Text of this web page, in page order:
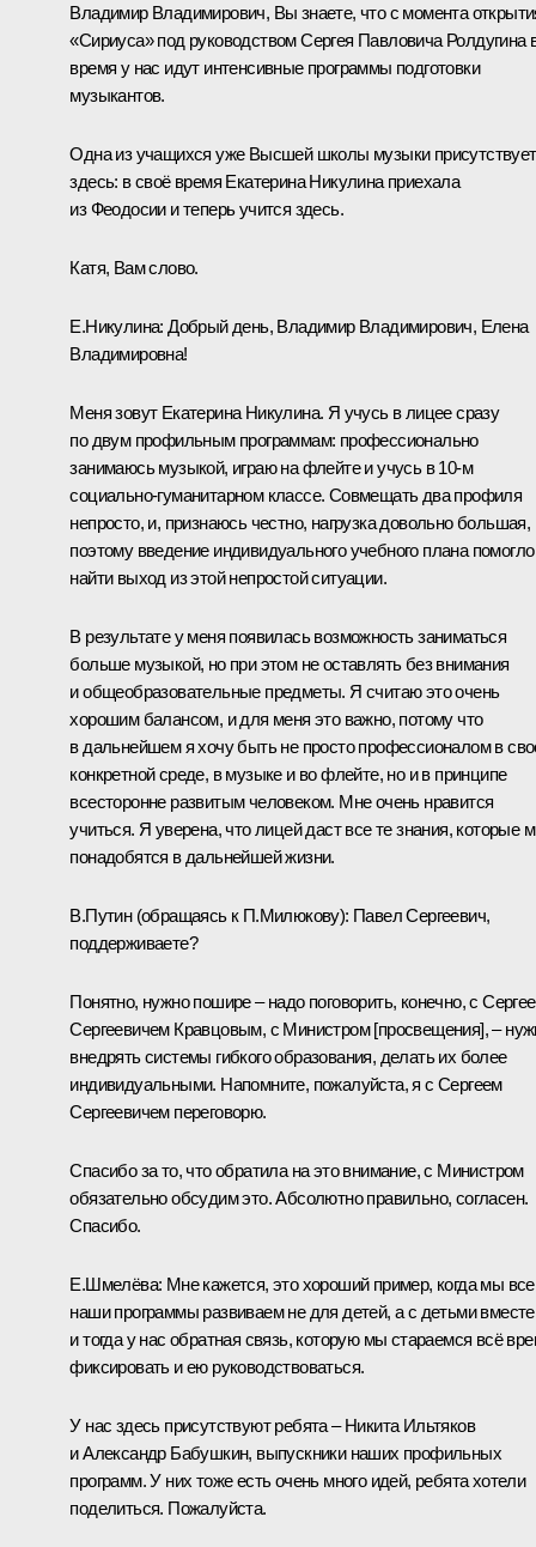
Владимир Владимирович, Вы знаете, что с момента
«Сириуса» под руководством Сергея Павловича Ролдугина
время у нас идут интенсивные программы подготовки
музыкантов.
Одна из учащихся уже Высшей школы музыки присутствует
здесь: в своё время Екатерина Никулина приехала
из Феодосии и теперь учится здесь.
Катя, Вам слово.
Е.Никулина: Добрый день, Владимир Владимирович, Елена
Владимировна!
Меня зовут Екатерина Никулина. Я учусь в лицее сразу
по двум профильным программам: профессионально
занимаюсь музыкой, играю на флейте и учусь в 10-м
социально-гуманитарном классе. Совмещать два профиля
непросто, и, признаюсь честно, нагрузка довольно большая,
поэтому введение индивидуального учебного плана помогло
найти выход из этой непростой ситуации.
В результате у меня появилась возможность заниматься
больше музыкой, но при этом не оставлять без внимания
и общеобразовательные предметы. Я считаю это очень
хорошим балансом, и для меня это важно, потому что
в дальнейшем я хочу быть не просто профессионалом в
конкретной среде, в музыке и во флейте, но и в принципе
всесторонне развитым человеком. Мне очень нравится
учиться. Я уверена, что лицей даст все те знания, которые
понадобятся в дальнейшей жизни.
В.Путин (обращаясь к П.Милюкову): Павел Сергеевич,
поддерживаете?
Понятно, нужно пошире – надо поговорить, конечно, с
Сергеевичем Кравцовым, с Министром [просвещения], –
внедрять системы гибкого образования, делать их более
индивидуальными. Напомните, пожалуйста, я с Сергеем
Сергеевичем переговорю.
Спасибо за то, что обратила на это внимание, с Министром
обязательно обсудим это. Абсолютно правильно, согласен.
Спасибо.
Е.Шмелёва: Мне кажется, это хороший пример, когда мы все
наши программы развиваем не для детей, а с детьми
и тогда у нас обратная связь, которую мы стараемся всё
фиксировать и ею руководствоваться.
У нас здесь присутствуют ребята – Никита Ильтяков
и Александр Бабушкин, выпускники наших профильных
программ. У них тоже есть очень много идей, ребята хотели
поделиться. Пожалуйста.